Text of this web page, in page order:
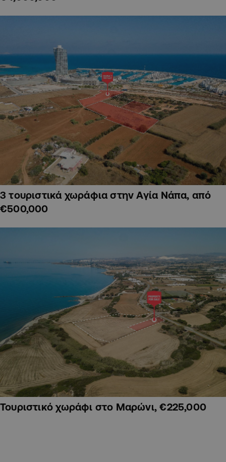
3 τουριστικά χωράφια στην Αγία Νάπα, από
€500,000
Τουριστικό χωράφι στο Μαρώνι, €225,000